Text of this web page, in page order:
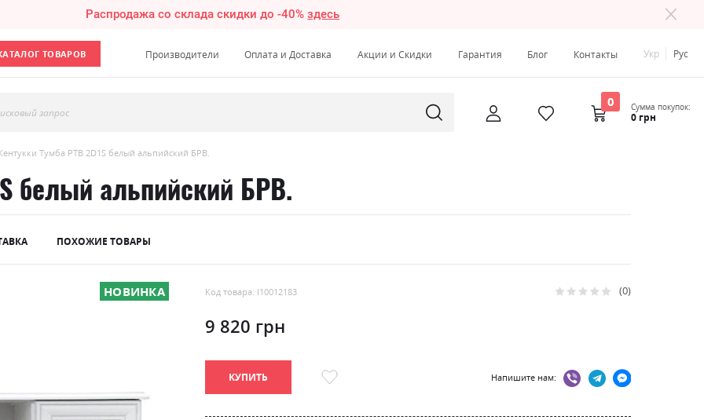
Распродажа со склада скидки до -40%здесь
ТОВАРОВ Производители Оплата и Доставка Акции и Скидки Гарантия Блог Контакты Укр Рус
запрос
0 Сумма покупок:
0 грн
Тумба РТВ 2D1S белый альпийский БРВ.
белый альпийский БРВ.
ПОХОЖИЕ ТОВАРЫ
НОВИНКА Код товара: l10012183 Рейтинг: 0
9 820 грн
КУПИТЬ Напишите нам: